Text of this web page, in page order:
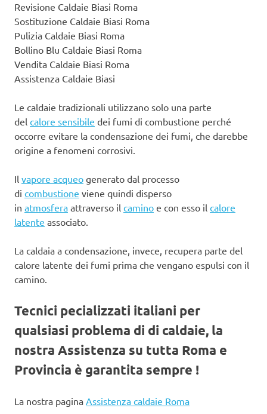
Revisione Caldaie Biasi Roma
Sostituzione Caldaie Biasi Roma
Pulizia Caldaie Biasi Roma
Bollino Blu Caldaie Biasi Roma
Vendita Caldaie Biasi Roma
Assistenza Caldaie Biasi
Le caldaie tradizionali utilizzano solo una parte
del calore sensibile dei fumi di combustione perché
occorre evitare la condensazione dei fumi, che darebbe
origine a fenomeni corrosivi.
Il vapore acqueo generato dal processo
di combustione viene quindi disperso
in atmosfera attraverso il camino e con esso il calore
latente associato.
La caldaia a condensazione, invece, recupera parte del
calore latente dei fumi prima che vengano espulsi con il
camino.
Tecnici pecializzati italiani per
qualsiasi problema di di caldaie, la
nostra Assistenza su tutta Roma e
Provincia è garantita sempre !
La nostra pagina Assistenza caldaie Roma